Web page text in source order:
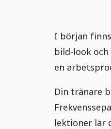
I början
bild-look
en
Din tränare
lektioner lär